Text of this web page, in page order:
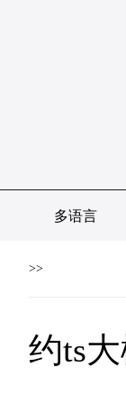
多语言
>>
约ts